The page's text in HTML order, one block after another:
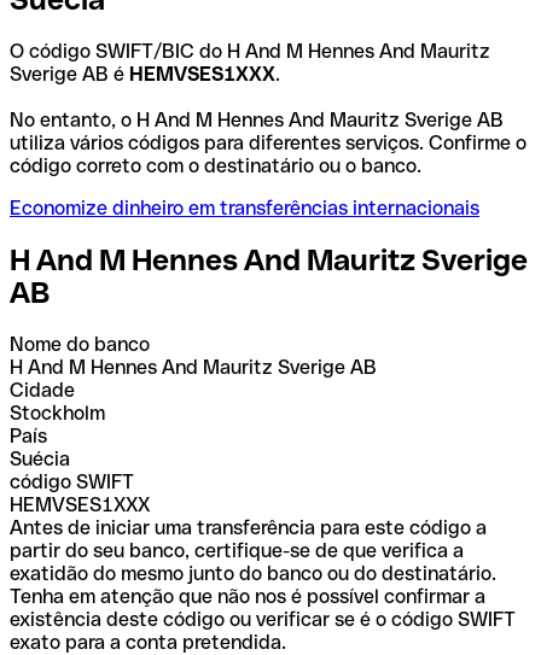
O código SWIFT/BIC do H And M Hennes And Mauritz
Sverige AB é HEMVSES1XXX.
No entanto, o H And M Hennes And Mauritz Sverige AB
utiliza vários códigos para diferentes serviços. Confirme o
código correto com o destinatário ou o banco.
Economize dinheiro em transferências internacionais
H And M Hennes And Mauritz Sverige
AB
Nome do banco
H And M Hennes And Mauritz Sverige AB
Cidade
Stockholm
País
Suécia
código SWIFT
HEMVSES1XXX
Antes de iniciar uma transferência para este código a
partir do seu banco, certifique-se de que verifica a
exatidão do mesmo junto do banco ou do destinatário.
Tenha em atenção que não nos é possível confirmar a
existência deste código ou verificar se é o código SWIFT
exato para a conta pretendida.